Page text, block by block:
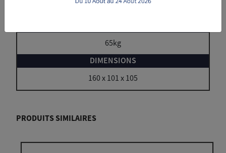
65kg
160 x 101 x 105
PRODUITS SIMILAIRES